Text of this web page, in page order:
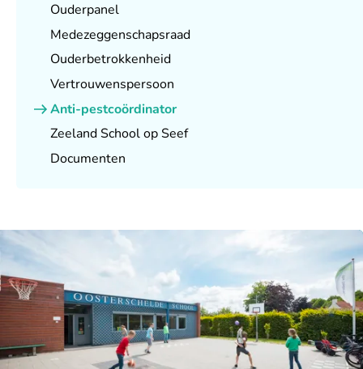
Ouderpanel
Medezeggenschapsraad
Ouderbetrokkenheid
Vertrouwenspersoon
Anti-pestcoördinator
Zeeland School op Seef
Documenten